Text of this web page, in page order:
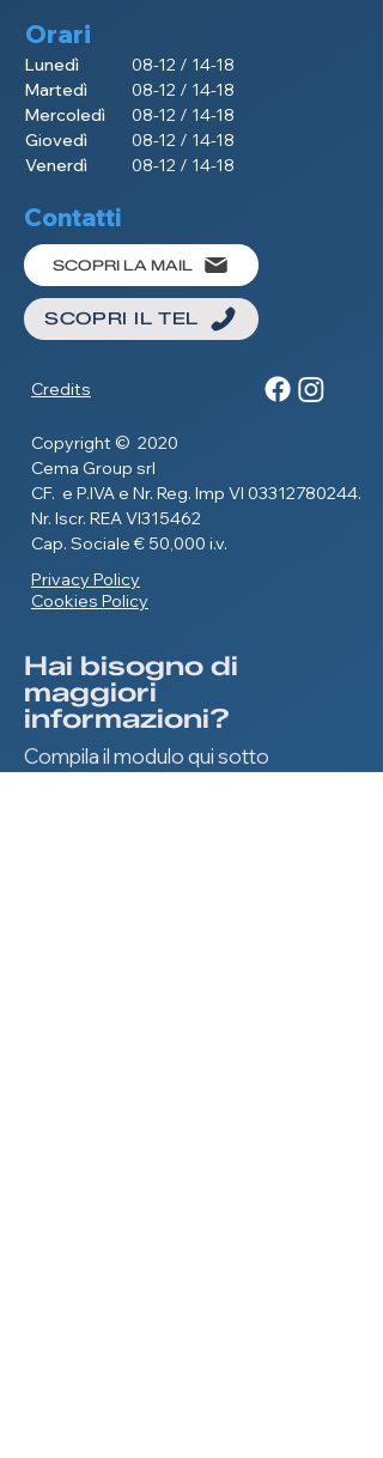
Orari
​Lunedì
Martedì
Mercoledì
Giovedì
Venerdì
08-12 / 14-18
08-12 / 14-18
08-12 / 14-18
08-12 / 14-18
08-12 / 14-18
Contatti
SCOPRI LA MAIL
SCOPRI IL TEL
Credits
Copyright © 2020
Cema Group srl
CF. e P.IVA e Nr. Reg. Imp VI 03312780244.
Nr. Iscr. REA VI315462
Cap. Sociale € 50,000 i.v.
Privacy Policy
Cookies Policy
Hai bisogno di
maggiori
informazioni?
Compila il modulo qui sotto